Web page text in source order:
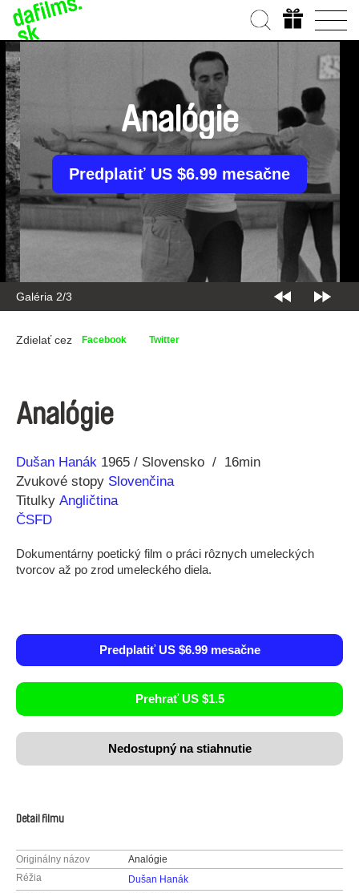
Galéria 2/3
Analógie
Predplatiť US $6.99 mesačne
Zdielať cez Facebook Twitter
Analógie
Réžia
Dušan Hanák
Rok
výroby
1965 Slovensko
16min
Zvukové stopy Slovenčina
Titulky Angličtina
ČSFD
Dokumentárny poetický film o práci rôznych umeleckých
tvorcov až po zrod umeleckého diela.
Predplatiť US $6.99 mesačne
Prehrať US $1.5
Nedostupný na stiahnutie
Detail filmu
Originálny názov
Analógie
Réžia
Dušan Hanák